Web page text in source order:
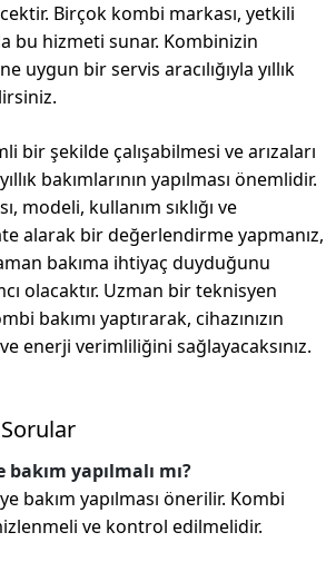
Birçok kombi markası, yetkili
bu hizmeti sunar. Kombinizin
uygun bir servis aracılığıyla yıllık
bir şekilde çalışabilmesi ve arızaları
bakımlarının yapılması önemlidir.
modeli, kullanım sıklığı ve
alarak bir değerlendirme yapmanız,
bakıma ihtiyaç duyduğunu
olacaktır. Uzman bir teknisyen
bakımı yaptırarak, cihazınızın
enerji verimliliğini sağlayacaksınız.
bakım yapılmalı mı?
bakım yapılması önerilir. Kombi
ve kontrol edilmelidir.